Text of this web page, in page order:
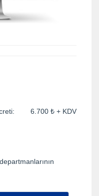
6.700 ₺ + KDV